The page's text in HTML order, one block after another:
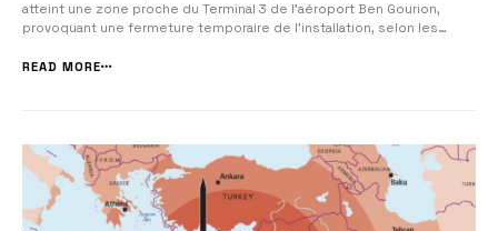
atteint une zone proche du Terminal 3 de l’aéroport Ben Gourion,
provoquant une fermeture temporaire de l’installation, selon les
atteint directement les abords de cette infrastructure stratégique,
READ MORE